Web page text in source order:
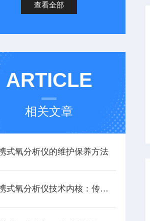
查看全部
ARTICLE
相关文章
式氧分析仪的维护保养方法
便携式氧分析仪技术内核：传感器革命与智能化的融合